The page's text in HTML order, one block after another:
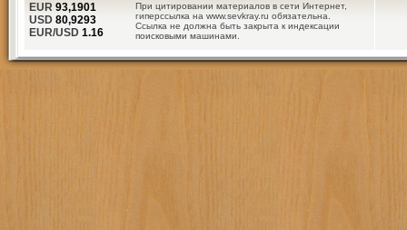
При цитировании материалов в сети Интернет,
гиперссылка на www.sevkray.ru обязательна.
Ссылка не должна быть закрыта к индексации
поисковыми машинами.
EUR 93,1901
USD 80,9293
EUR/USD 1.16